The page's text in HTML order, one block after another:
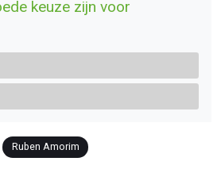
keuze zijn voor
Ruben Amorim